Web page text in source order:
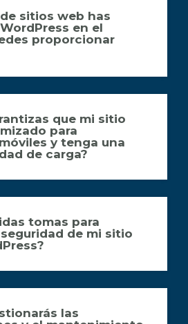
sitios web has
en el
proporcionar
que mi sitio
para
y tenga una
de carga?
tomas para
de mi sitio
las